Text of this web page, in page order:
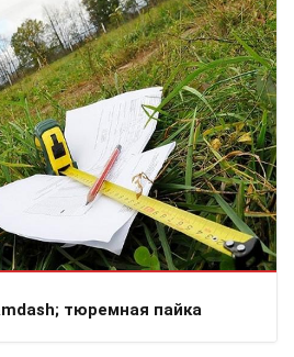
тюремная пайка